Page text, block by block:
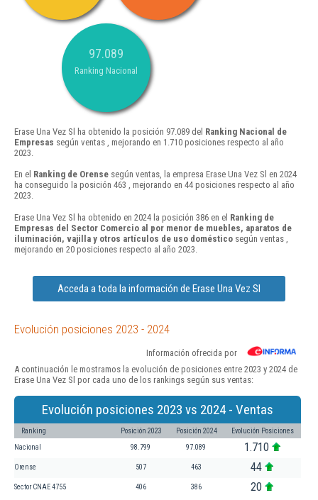
97.089
Ranking Nacional
Erase Una Vez Sl ha obtenido la posición 97.089 del Ranking Nacional de
Empresas según ventas , mejorando en 1.710 posiciones respecto al año
2023.
En el Ranking de Orense según ventas, la empresa Erase Una Vez Sl en 2024
ha conseguido la posición 463 , mejorando en 44 posiciones respecto al año
2023.
Erase Una Vez Sl ha obtenido en 2024 la posición 386 en el Ranking de
Empresas del Sector Comercio al por menor de muebles, aparatos de
iluminación, vajilla y otros artículos de uso doméstico según ventas ,
mejorando en 20 posiciones respecto al año 2023.
Acceda a toda la información de Erase Una Vez Sl
Evolución posiciones 2023 - 2024
Información ofrecida por
A continuación le mostramos la evolución de posiciones entre 2023 y 2024 de
Erase Una Vez Sl por cada uno de los rankings según sus ventas:
Evolución posiciones 2023 vs 2024 - Ventas
Ranking Posición 2023 Posición 2024 Evolución Posiciones
Nacional 98.799 97.089 1.710
Orense 507 463 44
Sector CNAE 4755 406 386 20